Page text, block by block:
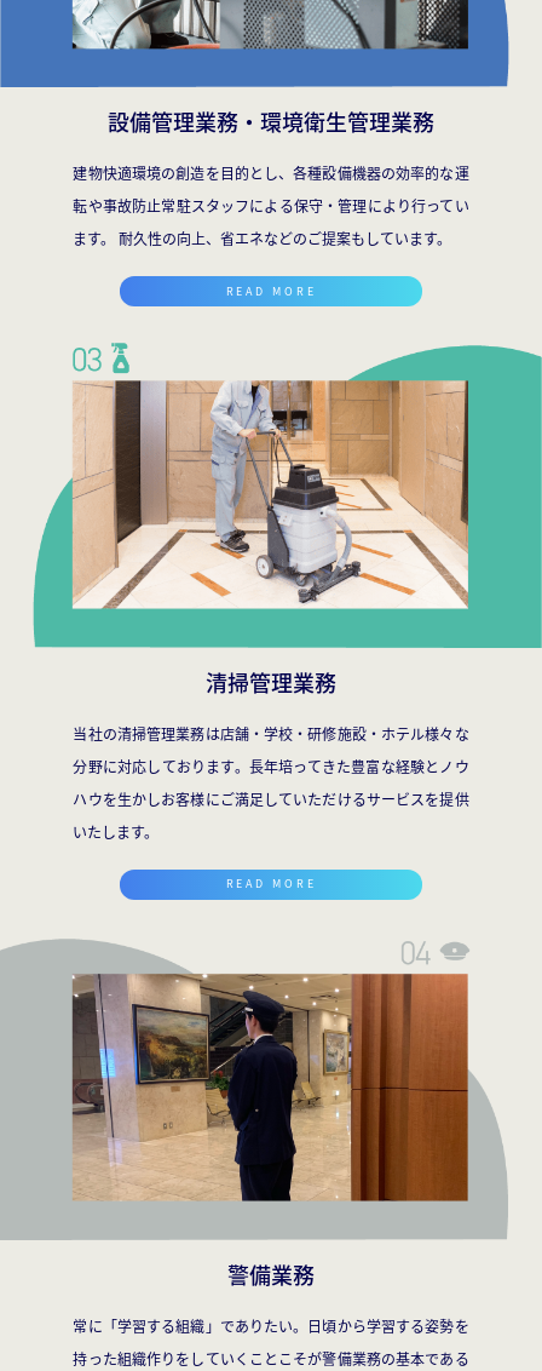
設備管理業務・ 環境衛生管理業務
建物快適環境の創造を目的とし、各種設備機器の効率的な運
転や事故防止常駐スタッフによる保守・管理により行ってい
ます。 耐久性の向上、省エネなどのご提案もしています。
READ MORE
清掃管理業務
当社の清掃管理業務は店舗・学校・研修施設・ホテル様々な
分野に対応しております。長年培ってきた豊富な経験とノウ
ハウを生かしお客様にご満足していただけるサービスを提供
いたします。
READ MORE
警備業務
常に「学習する組織」でありたい。日頃から学習する姿勢を
持った組織作りをしていくことこそが警備業務の基本である